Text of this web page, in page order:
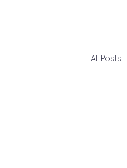
All Posts